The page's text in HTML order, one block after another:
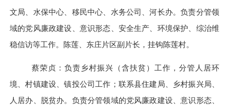
文局、水保中心、移民中心、水务公司、河长办。负责分管领
域的党风廉政建设、意识形态、安全生产、环境保护、综治维
稳信访等工作。陈莲、东庄片区副片长，挂钩陈莲村。
蔡荣贞：负责乡村振兴（含扶贫）工作，分管人居环
境、村镇建设、镇投公司工作；联系县住建局、乡村振兴局、
人居办、脱贫办。负责分管领域的党风廉政建设、意识形态、